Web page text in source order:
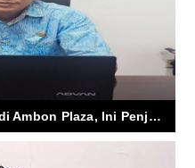
Terkait Siapa Bangun MPP di Ambon Plaza, Ini Penjelasan BPKAD